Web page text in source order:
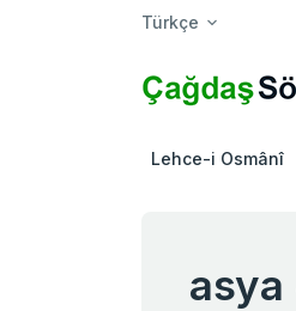
Türkçe
Lehce-i Osmânî